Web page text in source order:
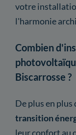
votre
l'harmonie
Combien
Biscarrosse ?
De plus en plus
transition
leur confort au